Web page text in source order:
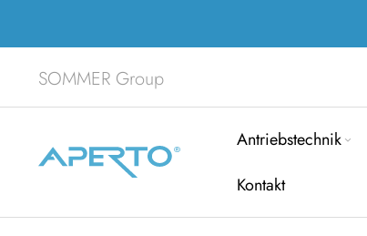
SOMMER Group
Antriebstechnik
Kontakt